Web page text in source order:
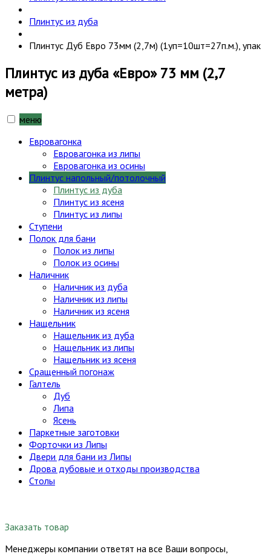
Плинтус из дуба
Плинтус Дуб Евро 73мм (2,7м) (1уп=10шт=27п.м.), упак
Плинтус из дуба «Евро» 73 мм (2,7
метра)
меню
Евровагонка
Евровагонка из липы
Евровагонка из осины
Плинтус напольный/потолочный
Плинтус из дуба
Плинтус из ясеня
Плинтус из липы
Ступени
Полок для бани
Полок из липы
Полок из осины
Наличник
Наличник из дуба
Наличник из липы
Наличник из ясеня
Нащельник
Нащельник из дуба
Нащельник из липы
Нащельник из ясеня
Сращенный погонаж
Галтель
Дуб
Липа
Ясень
Паркетные заготовки
Форточки из Липы
Двери для бани из Липы
Дрова дубовые и отходы производства
Столы
Заказать товар
Менеджеры компании ответят на все Ваши вопросы,